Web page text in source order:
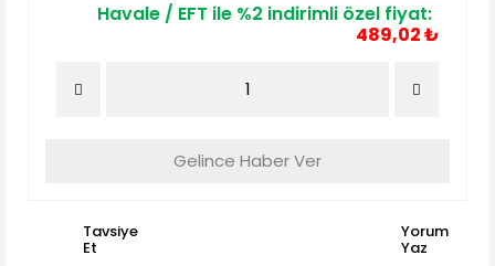
Havale / EFT ile %2 indirimli özel fiyat:
489,02 ₺
Gelince Haber Ver
Tavsiye
Et
Yorum
Yaz